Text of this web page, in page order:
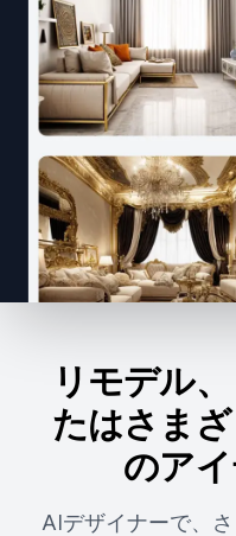
リモデル
たはさま
のア
AIデザイナーで、